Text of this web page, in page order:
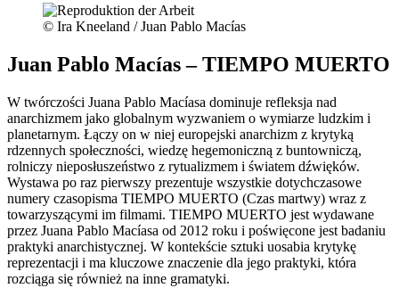
© Ira Kneeland / Juan Pablo Macías
Juan Pablo Macías – TIEMPO MUERTO
W twórczości Juana Pablo Macíasa dominuje refleksja nad
anarchizmem jako globalnym wyzwaniem o wymiarze ludzkim i
planetarnym. Łączy on w niej europejski anarchizm z krytyką
rdzennych społeczności, wiedzę hegemoniczną z buntowniczą,
rolniczy nieposłuszeństwo z rytualizmem i światem dźwięków.
Wystawa po raz pierwszy prezentuje wszystkie dotychczasowe
numery czasopisma TIEMPO MUERTO (Czas martwy) wraz z
towarzyszącymi im filmami. TIEMPO MUERTO jest wydawane
przez Juana Pablo Macíasa od 2012 roku i poświęcone jest badaniu
praktyki anarchistycznej. W kontekście sztuki uosabia krytykę
reprezentacji i ma kluczowe znaczenie dla jego praktyki, która
rozciąga się również na inne gramatyki.